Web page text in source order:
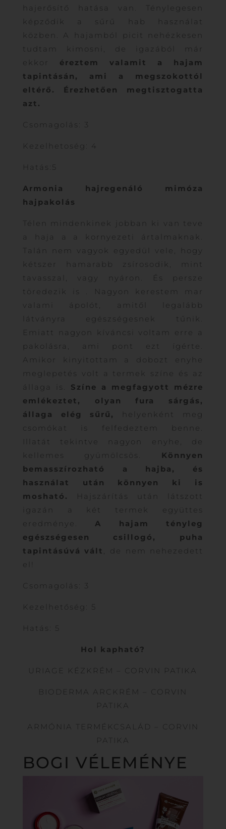
hajerősítő hatása van. Ténylegesen
képződik a sűrű hab használat
közben. A hajamból picit nehézkesen
tudtam kimosni, de igazából már
ekkor éreztem valamit a hajam
tapintásán, ami a megszokottól
eltérő. Érezhetően megtisztogatta
azt.
Csomagolás: 3
Kezelhetoség: 4
Hatás:5
Armonia hajregenáló mimóza
hajpakolás
Télen mindenkinek jobban ki van teve
a haja a a kornyezeti ártalmaknak.
Talán nem vagyok egyedül vele, hogy
kétszer hamarabb zsírosodik, mint
tavasszal, vagy nyáron. És persze
töredezik is . Nagyon kerestem mar
valami ápolót, amitől legalább
látványra egészségesnek tűnik.
Emiatt nagyon kíváncsi voltam erre a
pakolásra, ami pont ezt ígérte.
Amikor kinyitottam a dobozt enyhe
meglepetés volt a termek színe és az
állaga is. Színe a megfagyott mézre
emlékeztet, olyan fura sárgás,
állaga elég sűrű,
helyenként meg
csomókat is felfedeztem benne.
Illatát tekintve nagyon enyhe, de
kellemes gyümölcsös.
Könnyen
bemasszírozható a hajba, és
használat után könnyen ki is
mosható.
Hajszárítás után látszott
igazán a két termek együttes
eredménye.A hajam tényleg
egészségesen csillogó, puha
tapintásúvá vált , de nem nehezedett
Csomagolás: 3
Kezelhetőség: 5
Hatás: 5
Hol kapható?
URIAGE KÉZKRÉM – CORVIN PATIKA
BIODERMA ARCKRÉM – CORVIN
PATIKA
ARMÓNIA TERMÉKCSALÁD – CORVIN
PATIKA
BOGI VÉLEMÉNYE